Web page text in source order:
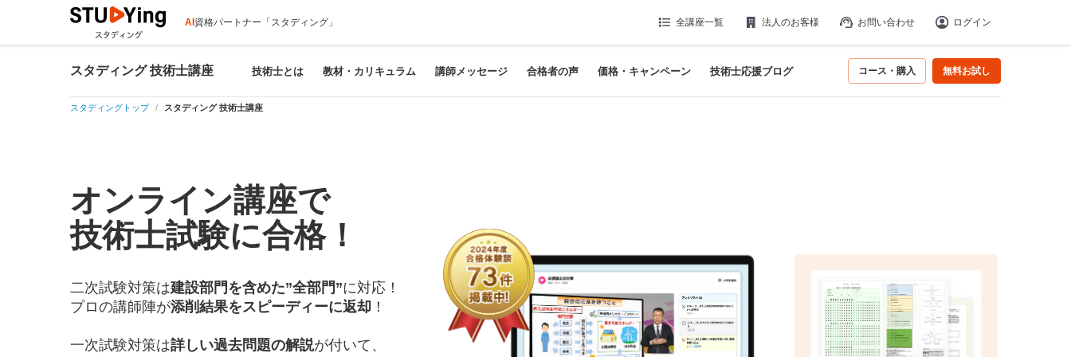
AI 資格パートナー「スタディング」 全講座一覧 法人のお客様 お問い合わせ ログイン
スタディング 技術士講座 技術士とは 教材・カリキュラム 講師メッセージ 合格者の声 価格・キャンペーン 技術士応援ブログ コース・購入 無料お試し
スタディングトップ スタディング 技術士講座
オンライン講座で
技術士試験に合格！
二次試験対策は建設部門を含めた”全部門”に対応！
プロの講師陣が添削結果をスピーディーに返却 ！
一次試験対策は詳しい過去問題の解説が付いて、